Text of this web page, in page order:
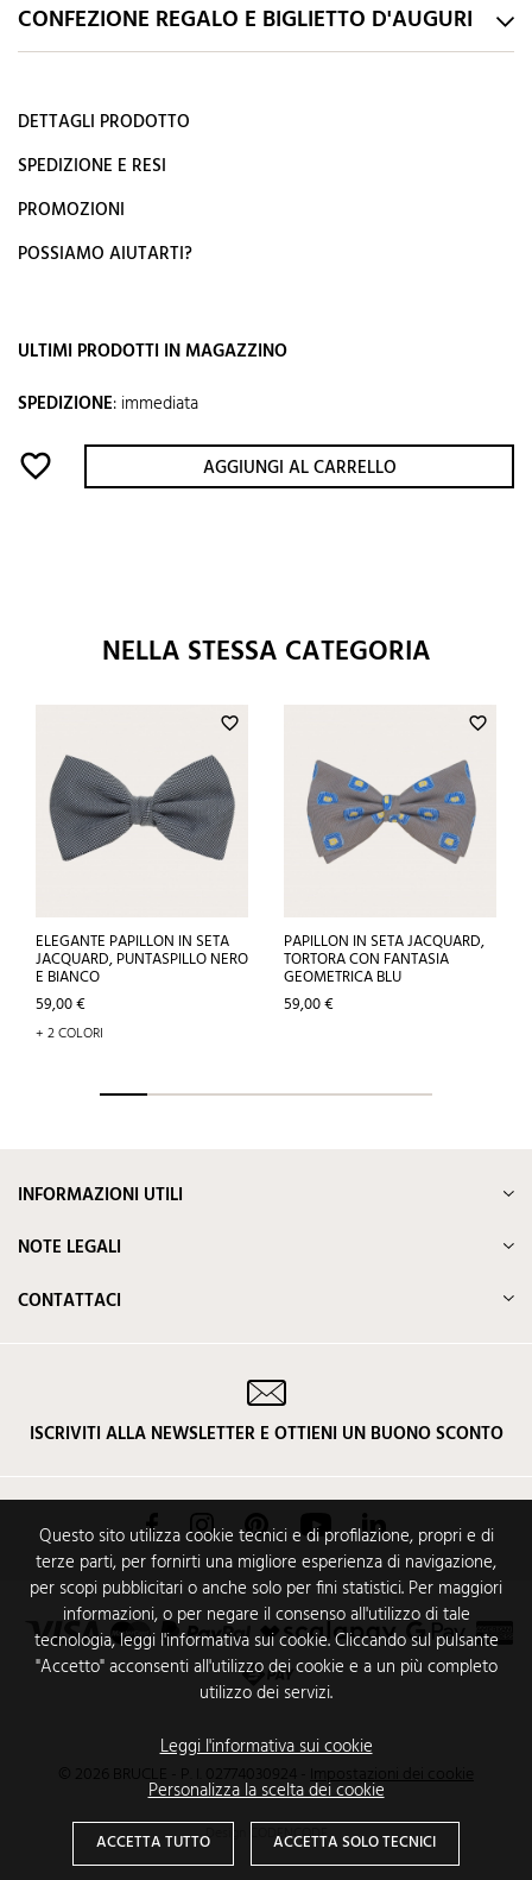
CONFEZIONE REGALO E BIGLIETTO D'AUGURI
DETTAGLI PRODOTTO
SPEDIZIONE E RESI
PROMOZIONI
POSSIAMO AIUTARTI?
ULTIMI PRODOTTI IN MAGAZZINO
SPEDIZIONE: immediata
favorite_border AGGIUNGI AL CARRELLO
NELLA STESSA CATEGORIA
favorite_border
ELEGANTE PAPILLON IN SETA
JACQUARD, PUNTASPILLO NERO
E BIANCO
Prezzo
59,00 €
+ 2 COLORI
favorite_border
PAPILLON IN SETA JACQUARD,
TORTORA CON FANTASIA
GEOMETRICA BLU
Prezzo
59,00 €
Questo sito utilizza cookie tecnici e di profilazione, propri e di
terze parti, per fornirti una migliore esperienza di navigazione,
per scopi pubblicitari o anche solo per fini statistici. Per maggiori
informazioni, o per negare il consenso all'utilizzo di tale
tecnologia, leggi l'informativa sui cookie. Cliccando sul pulsante
"Accetto" acconsenti all'utilizzo dei cookie e a un più completo
utilizzo dei servizi.
Leggi l'informativa sui cookie
Personalizza la scelta dei cookie
ACCETTA TUTTO ACCETTA SOLO TECNICI
INFORMAZIONI UTILI
NOTE LEGALI
CONTATTACI
ISCRIVITI ALLA NEWSLETTER E OTTIENI UN BUONO SCONTO
FacebookInstagramPinterest YouTube
© 2026 BRUCLE - P. I. 02774030924 Impostazioni dei cookie
Design CODENCODE